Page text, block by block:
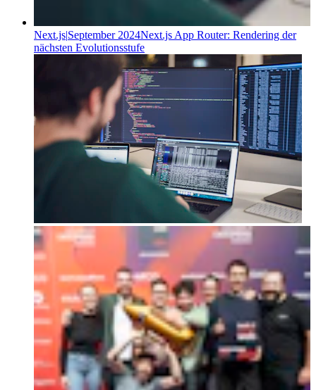
Next.js|September 2024Next.js App Router: Rendering der
nächsten Evolutionsstufe